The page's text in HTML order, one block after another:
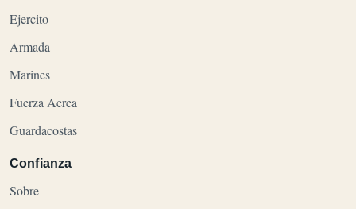
Ejercito
Armada
Marines
Fuerza Aerea
Guardacostas
Confianza
Sobre